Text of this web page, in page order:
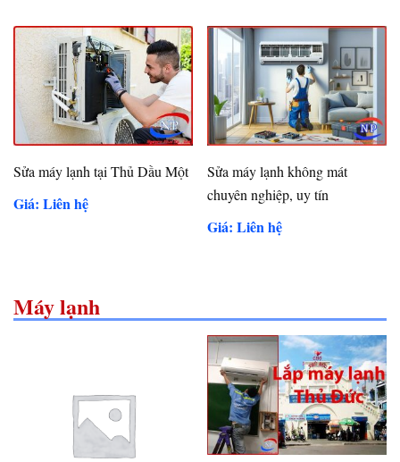
Sửa máy lạnh tại Thủ Dầu Một
Giá: Liên hệ
Sửa máy lạnh không mát
chuyên nghiệp, uy tín
Giá: Liên hệ
Máy lạnh